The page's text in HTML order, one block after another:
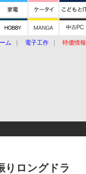
ム 電子工作 特価情報
りロングドラ